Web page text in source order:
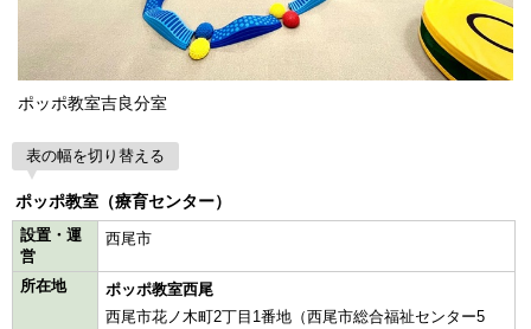
ポッポ教室吉良分室
表の幅を切り替える
ポッポ教室（療育センター）
設置・運
営
西尾市
所在地
ポッポ教室西尾
西尾市花ノ木町2丁目1番地（西尾市総合福祉センター5